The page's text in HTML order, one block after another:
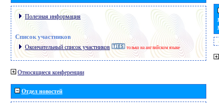
Полезная информация
Список участников
Окончательный список участников только на английском языке
Относящиеся конференции
Отдел новостей